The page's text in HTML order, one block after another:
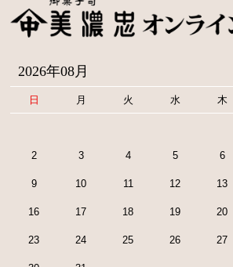
2026年08月
日 月 火 水 木
2 3 4 5 6
9 10 11 12 13
16 17 18 19 20
23 24 25 26 27